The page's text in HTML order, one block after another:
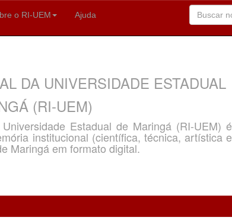
o RI-UEM Ajuda
DA UNIVERSIDADE ESTADUAL
(RI-UEM)
Estadual de Maringá (RI-UEM) é
institucional (científica, técnica, artística e
Maringá em formato digital.